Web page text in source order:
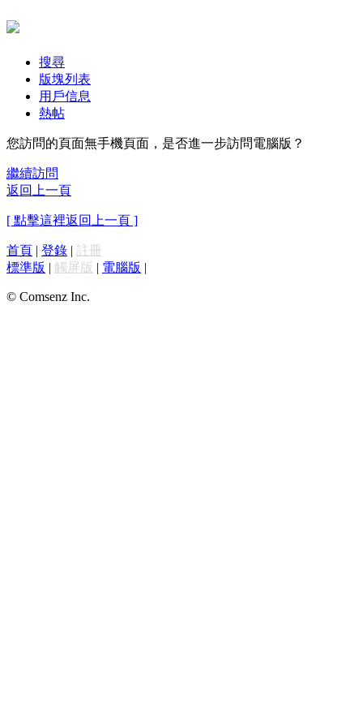
搜尋
版塊列表
用戶信息
熱帖
您訪問的頁面無手機頁面，是否進一步訪問電腦版？
繼續訪問
返回上一頁
[ 點擊這裡返回上一頁 ]
首頁 | 登錄 | 註冊
標準版 | 觸屏版 | 電腦版 |
© Comsenz Inc.